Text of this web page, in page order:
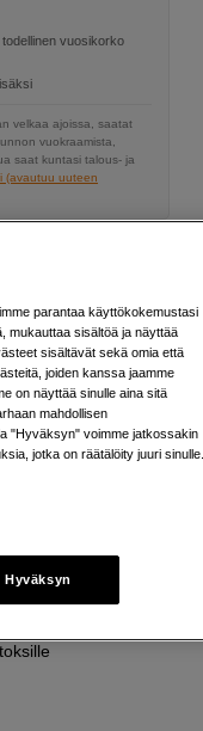
vuosikorko
velkaa ajoissa, saatat
vuokraamista,
saat kuntasi talous- ja
(avautuu uuteen
valikoimaamme
paljon.
lisää valikoituja
parantaa käyttökokemustasi
mukauttaa sisältöä ja näyttää
sisältävät sekä omia että
joiden kanssa jaamme
on näyttää sinulle aina sitä
mahdollisen
"Hyväksyn" voimme jatkossakin
jotka on räätälöity juuri
Hyväksyn